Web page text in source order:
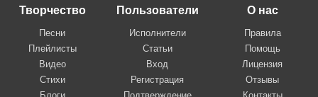
Творчество
Песни
Плейлисты
Видео
Стихи
Пользователи
Исполнители
Статьи
Вход
Регистрация
О нас
Правила
Помощь
Лицензия
Отзывы